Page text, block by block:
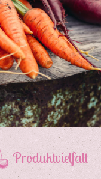
Produktvielfalt